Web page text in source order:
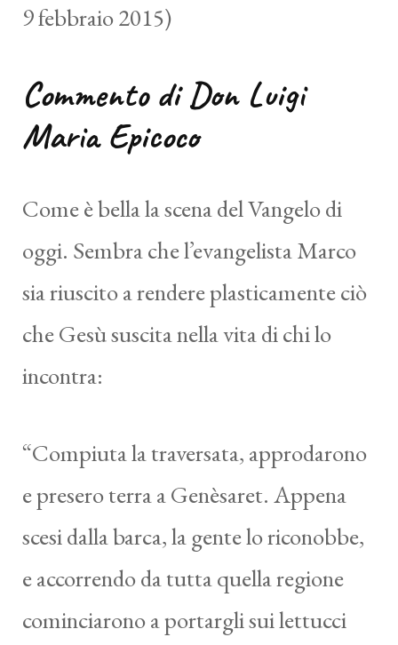
9 febbraio 2015)
Commento di Don Luigi
Maria Epicoco
Come è bella la scena del Vangelo di
oggi. Sembra che l’evangelista Marco
sia riuscito a rendere plasticamente ciò
che Gesù suscita nella vita di chi lo
incontra:
“Compiuta la traversata, approdarono
e presero terra a Genèsaret. Appena
scesi dalla barca, la gente lo riconobbe,
e accorrendo da tutta quella regione
cominciarono a portargli sui lettucci